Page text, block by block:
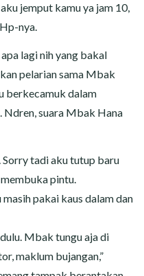
jemput kamu ya jam 10,
nya.
lagi nih yang bakal
pelarian sama Mbak
berkecamuk dalam
Ndren, suara Mbak Hana
tadi aku tutup baru
pintu.
pakai kaus dalam dan
Mbak tungu aja di
maklum bujangan,”